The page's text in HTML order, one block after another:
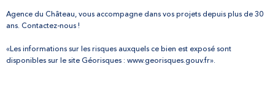
Agence du Château, vous accompagne dans vos projets depuis plus de 30
ans. Contactez-nous !
«Les informations sur les risques auxquels ce bien est exposé sont
disponibles sur le site Géorisques : www.georisques.gouv.fr».